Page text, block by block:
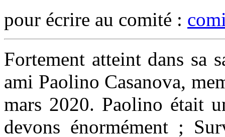
pour écrire au comité :
Fortement atteint dans sa
ami Paolino Casanova,
mars 2020. Paolino était
devons énormément ;